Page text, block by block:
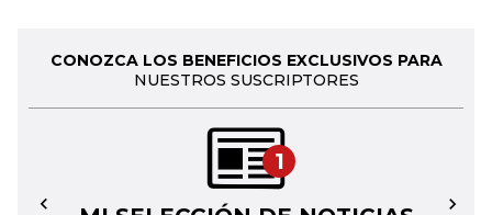
CONOZCA LOS BENEFICIOS EXCLUSIVOS PARA
NUESTROS SUSCRIPTORES
1